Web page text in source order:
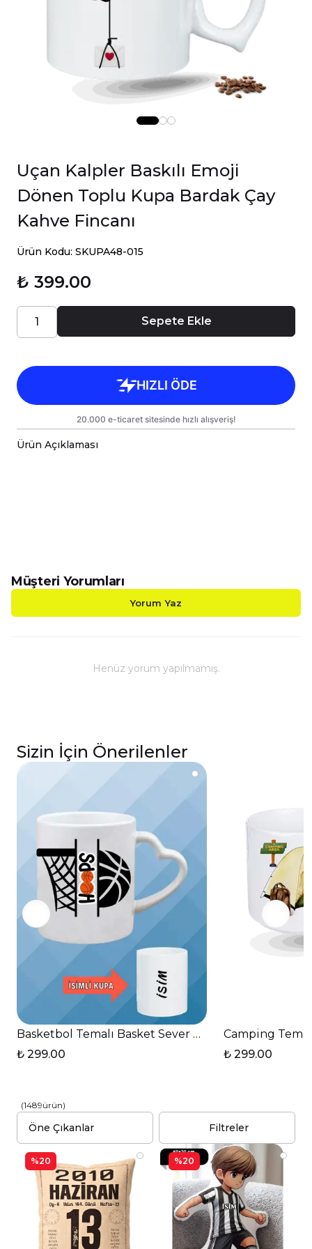
Uçan Kalpler Baskılı Emoji
Dönen Toplu Kupa Bardak Çay
Kahve Fincanı
Ürün Kodu: SKUPA48-015
₺ 399.00
Sepete Ekle
Ürün Açıklaması
Müşteri Yorumları
Yorum Yaz
Henüz yorum yapılmamış.
Sizin İçin Önerilenler
Basketbol Temalı Basket Sever Kalp Kulplu Kupa
₺ 299.00
Camping
₺ 299.00
(1489ürün)
Filtreler
%20 %20